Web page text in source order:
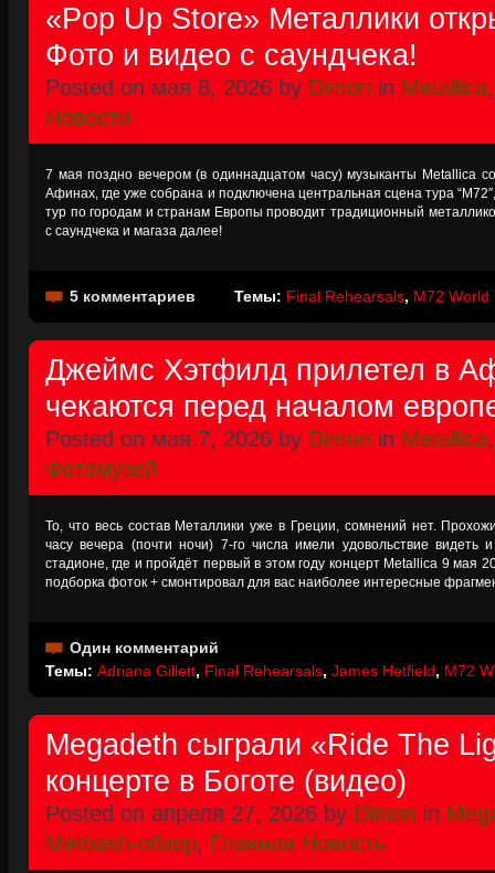
«Pop Up Store» Металлики
Фото и видео с саундчека!
Posted on мая 8, 2026 by Dimon in Metallica
Новости
7 мая поздно вечером (в одиннадцатом часу) музыканты Metallica
Афинах, где уже собрана и подключена центральная сцена тура
тур по городам и странам Европы проводит традиционный
с саундчека и магаза далее!
5 комментариев Темы: Final Rehearsals, M72 World
Джеймс Хэтфилд прилетел в
чекаются перед началом
Posted on мая 7, 2026 by Dimon in Metallica
Фотомузей
То, что весь состав Металлики уже в Греции, сомнений нет.
часу вечера (почти ночи) 7-го числа имели удовольствие видеть
стадионе, где и пройдёт первый в этом году концерт Metallica 9 мая
подборка фоток + смонтировал для вас наиболее интересные
Один комментарий
Темы: Adriana Gillett, Final Rehearsals, James Hetfield, M72
Megadeth сыграли «Ride The
концерте в Боготе (видео)
Posted on апреля 27, 2026 by Dimon in
Metbash-обзор, Главная Новость